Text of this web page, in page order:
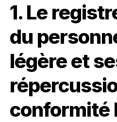
1. Le
du
légère et
conformité